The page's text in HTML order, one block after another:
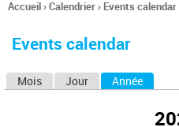
e
Vous
ici
Accueil›Calendrier› Events calendar
Events calendar
Mois Jour Année